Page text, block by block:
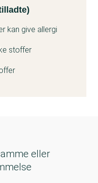
kolben.
kan give allergi
stoffer
eller